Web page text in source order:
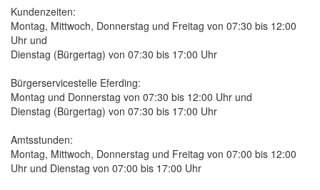
Kundenzeiten:
Montag, Mittwoch, Donnerstag und Freitag von 07:30 bis 12:00
Uhr und
Dienstag (Bürgertag) von 07:30 bis 17:00 Uhr
Bürgerservicestelle Eferding:
Montag und Donnerstag von 07:30 bis 12:00 Uhr und
Dienstag (Bürgertag) von 07:30 bis 17:00 Uhr
Amtsstunden:
Montag, Mittwoch, Donnerstag und Freitag von 07:00 bis 12:00
Uhr und Dienstag von 07:00 bis 17:00 Uhr